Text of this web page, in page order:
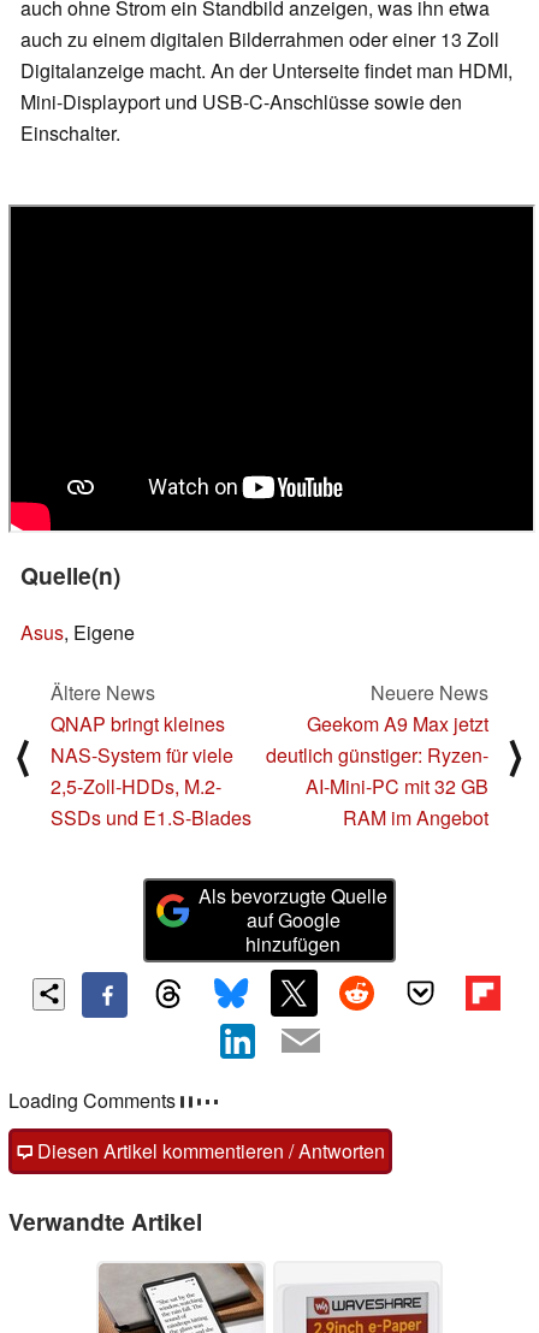
auch ohne Strom ein Standbild anzeigen, was ihn etwa
auch zu einem digitalen Bilderrahmen oder einer 13 Zoll
Digitalanzeige macht. An der Unterseite findet man HDMI,
Mini-Displayport und USB-C-Anschlüsse sowie den
Einschalter.
Quelle(n)
Asus, Eigene
⟨
Ältere News
QNAP bringt kleines
NAS-System für viele
2,5-Zoll-HDDs, M.2-
SSDs und E1.S-Blades
Neuere News
Geekom A9 Max jetzt
deutlich günstiger: Ryzen-
AI-Mini-PC mit 32 GB
RAM im Angebot
⟩
Als bevorzugte Quelle
auf Google
hinzufügen
Loading Comments
Diesen Artikel kommentieren / Antworten
Verwandte Artikel